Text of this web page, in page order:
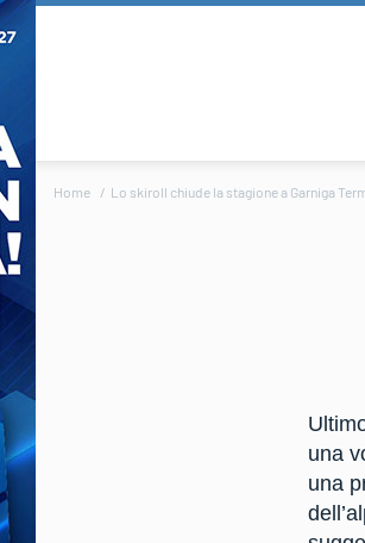
Home Lo skiroll chiude la stagione a Garniga
una
una